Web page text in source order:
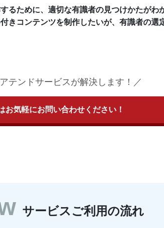
るために、適切な有識者の見つけかたがわ
きコンテンツを制作したいが、有識者の選
テンドサービスが解決します！／
お気軽にお問い合わせください！
サービスご利用の流れ